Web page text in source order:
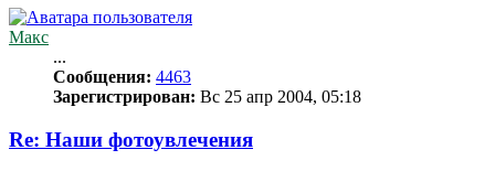
Макс
...
Сообщения: 4463
Зарегистрирован: Вс 25 апр 2004, 05:18
Re: Наши фотоувлечения